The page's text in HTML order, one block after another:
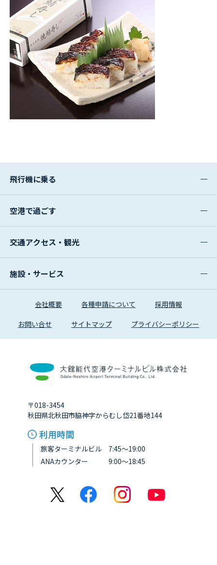
飛行機に乗る
空港で過ごす
交通アクセス・観光
施設・サービス
会社概要 各種申請について 採用情報
お問い合せ サイトマップ プライバシーポリシー
〒018-3454
秋田県北秋田市脇神字からむし岱21番地144
利用時間
旅客ターミナルビル 7:45～19:00
ANAカウンター 9:00～18:45